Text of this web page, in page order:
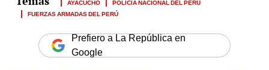
FUERZAS ARMADAS DEL PERÚ
Prefiero a La República en
Google